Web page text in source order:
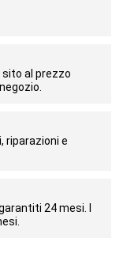
al prezzo
riparazioni e
24 mesi. I